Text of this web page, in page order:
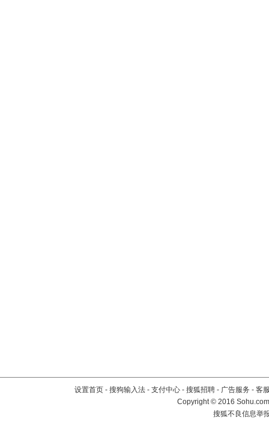
设置首页 - 搜狗输入法 - 支付中心 - 搜狐招聘 - 广告服务 - 客
Copyright©2016
搜狐不良信息举